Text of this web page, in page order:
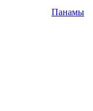
Панамы